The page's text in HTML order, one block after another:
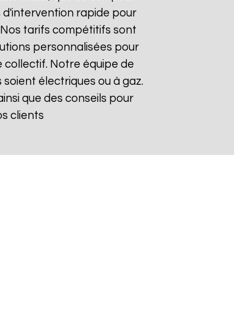
d'intervention rapide pour
tarifs compétitifs sont
personnalisées pour
collectif. Notre équipe de
soient électriques ou à gaz.
que des conseils pour
clients